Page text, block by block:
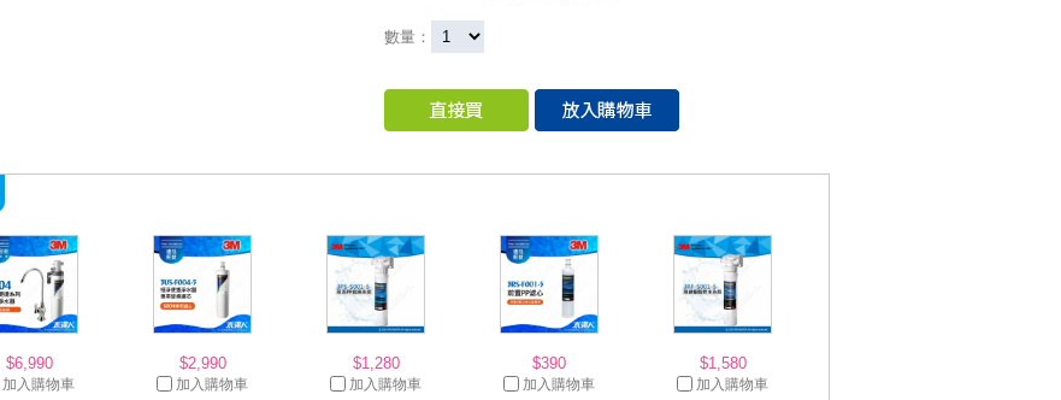
數量：
$6,990
加入購物車
$2,990
加入購物車
$1,280
加入購物車
$390
加入購物車
$1,580
加入購物車